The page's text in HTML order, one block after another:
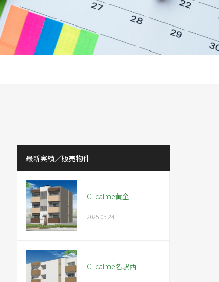
最新実績／販売物件
C_calme黄金
2025.03.24
C_calme名駅西